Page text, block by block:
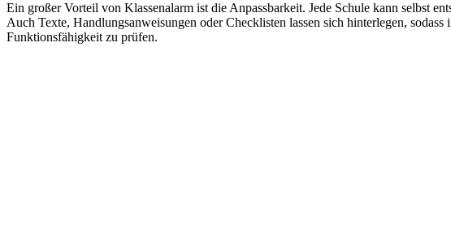
Ein großer Vorteil von Klassenalarm ist die Anpassbarkeit. Jede Schule kann selbst
Auch Texte, Handlungsanweisungen oder Checklisten lassen sich hinterlegen,
Funktionsfähigkeit zu prüfen.